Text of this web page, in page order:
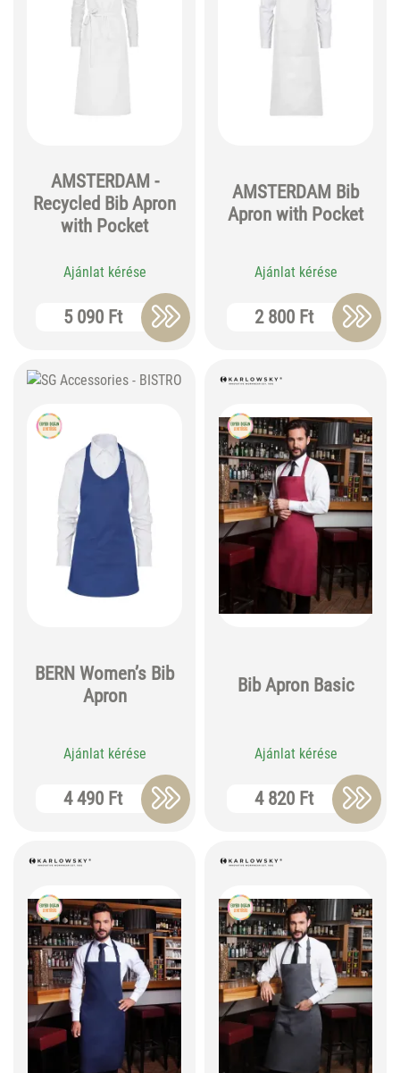
AMSTERDAM -
Recycled Bib Apron
with Pocket
Ajánlat kérése
5 090 Ft
AMSTERDAM Bib
Apron with Pocket
Ajánlat kérése
2 800 Ft
BERN Women’s Bib
Apron
Ajánlat kérése
4 490 Ft
Bib Apron Basic
Ajánlat kérése
4 820 Ft